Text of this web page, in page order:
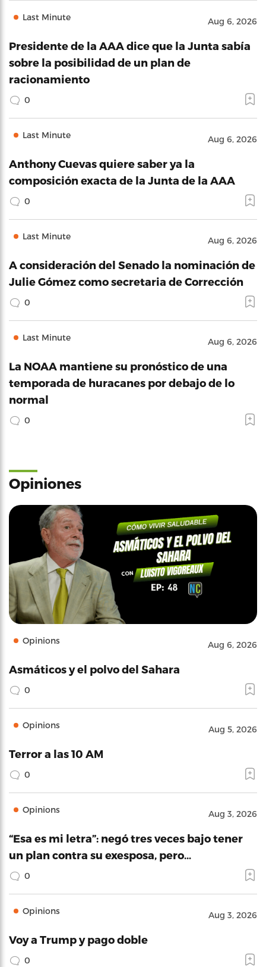
Last Minute Aug 6, 2026
Presidente de la AAA dice que la Junta sabía
sobre la posibilidad de un plan de
racionamiento
0
Last Minute Aug 6, 2026
Anthony Cuevas quiere saber ya la
composición exacta de la Junta de la AAA
0
Last Minute Aug 6, 2026
A consideración del Senado la nominación de
Julie Gómez como secretaria de Corrección
0
Last Minute Aug 6, 2026
La NOAA mantiene su pronóstico de una
temporada de huracanes por debajo de lo
normal
0
Opiniones
Opinions Aug 6, 2026
Asmáticos y el polvo del Sahara
0
Opinions Aug 5, 2026
Terror a las 10 AM
0
Opinions Aug 3, 2026
“Esa es mi letra”: negó tres veces bajo tener
un plan contra su exesposa, pero…
0
Opinions Aug 3, 2026
Voy a Trump y pago doble
0